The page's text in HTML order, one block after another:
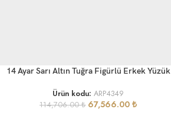
SEPETE EKLE
14 Ayar Sarı Altın Tuğra Figürlü Erkek Yüzük
Ürün kodu: ARP4349
114,706.00₺ 67,566.00 ₺